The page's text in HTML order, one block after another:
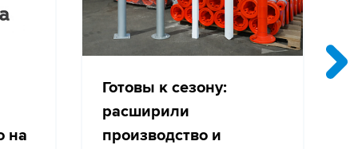
на
Готовы к сезону:
расширили
производство и